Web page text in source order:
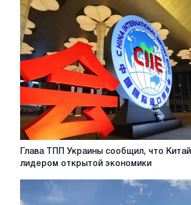
Глава
сообщил,
Глава ТПП Украины сообщил, что Китай
лидером открытой экономики